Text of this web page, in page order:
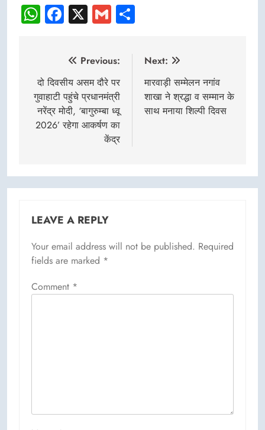
WhatsApp
Facebook
X Gmail
navigation
Previous:
दो दिवसीय असम दौरे पर
गुवाहाटी पहुंचे प्रधानमंत्री
नरेंद्र मोदी, ‘बागुरुम्बा ध्वू
2026’ रहेगा आकर्षण का
केंद्र
Next:
मारवाड़ी सम्मेलन नगांव
शाखा ने श्रद्धा व सम्मान के
साथ मनाया शिल्पी दिवस
LEAVE A REPLY
Your email address will not be published. Required
fields are marked *
Comment *